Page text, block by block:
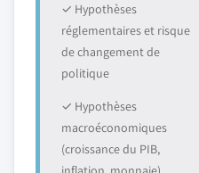
✓ Hypothèses
réglementaires et risque
de changement de
politique
✓ Hypothèses
macroéconomiques
(croissance du PIB,